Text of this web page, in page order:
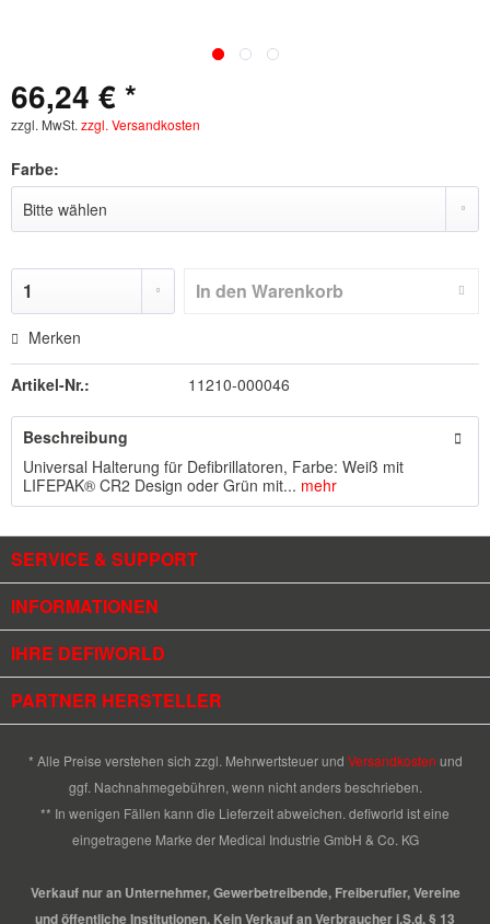
66,24 € *
zzgl. MwSt. zzgl. Versandkosten
Farbe:
In den Warenkorb
Merken
Artikel-Nr.: 11210-000046
Beschreibung
Universal Halterung für Defibrillatoren, Farbe: Weiß mit
LIFEPAK® CR2 Design oder Grün mit... mehr
SERVICE & SUPPORT
INFORMATIONEN
IHRE DEFIWORLD
PARTNER HERSTELLER
* Alle Preise verstehen sich zzgl. Mehrwertsteuer und Versandkosten und
ggf. Nachnahmegebühren, wenn nicht anders beschrieben.
** In wenigen Fällen kann die Lieferzeit abweichen. defiworld ist eine
eingetragene Marke der Medical Industrie GmbH & Co. KG
Verkauf nur an Unternehmer, Gewerbetreibende, Freiberufler, Vereine
und öffentliche Institutionen. Kein Verkauf an Verbraucher i.S.d. § 13